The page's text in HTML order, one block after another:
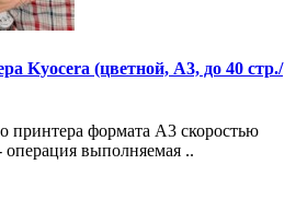
Kyocera (цветной, A3, до 40 стр./
принтера формата A3 скоростью
выполняемая ..